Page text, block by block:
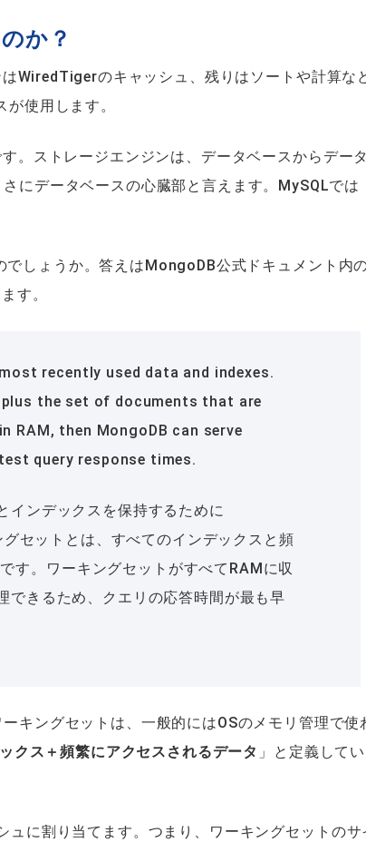
か？
WiredTigerのキャッシュ、残りはソートや計算な
使用します。
。ストレージエンジンは、データベースからデー
にデータベースの心臓部と言えます。MySQLでは
しょうか。答えはMongoDB公式ドキュメント内
す。
recently used data and indexes.
the set of documents that are
then MongoDB can serve
query response times.
インデックスを保持するために
セットとは、すべてのインデックスと頻
す。ワーキングセットがすべてRAMに収
できるため、クエリの応答時間が最も早
キングセットは、一般的にはOSのメモリ管理で使
クス＋頻繁にアクセスされるデータ 」と定義してい
に割り当てます。つまり、ワーキングセットのサ